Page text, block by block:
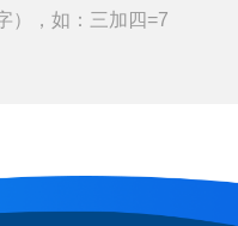
），如：三加四=7